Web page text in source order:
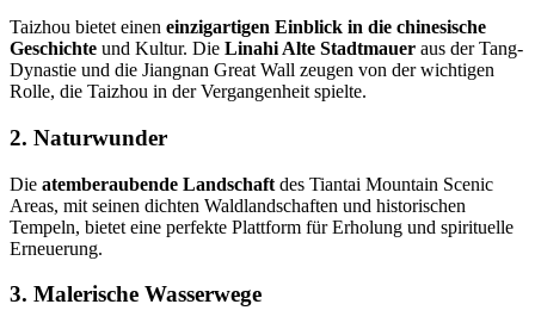
Taizhou bietet einen einzigartigen Einblick in die chinesische
Geschichte und Kultur. Die Linahi Alte Stadtmauer aus der Tang-
Dynastie und die Jiangnan Great Wall zeugen von der wichtigen
Rolle, die Taizhou in der Vergangenheit spielte.
2. Naturwunder
Die atemberaubende Landschaft des Tiantai Mountain Scenic
Areas, mit seinen dichten Waldlandschaften und historischen
Tempeln, bietet eine perfekte Plattform für Erholung und spirituelle
Erneuerung.
3. Malerische Wasserwege